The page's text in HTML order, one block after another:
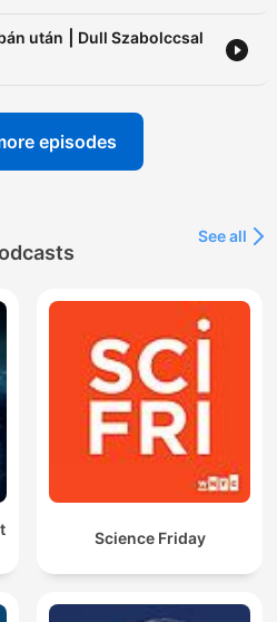
után ⎮ Dull Szabolccsal
episodes
See all
Science Friday